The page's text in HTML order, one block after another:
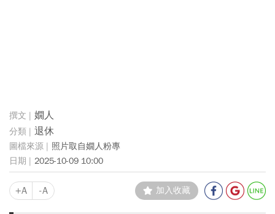
嫺人
退休
照片取自嫺人粉專
2025-10-09 10:00
+A -A 加入收藏